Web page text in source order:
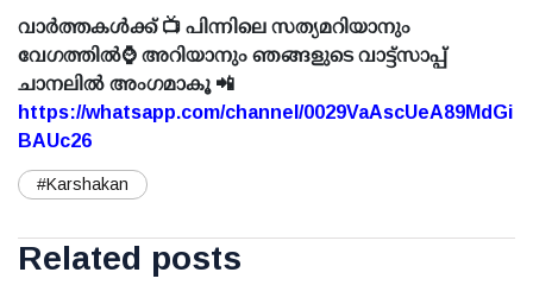
വാർത്തകൾക്ക് 📺 പിന്നിലെ സത്യമറിയാനും
വേഗത്തിൽ⌚ അറിയാനും ഞങ്ങളുടെ വാട്ട്സാപ്പ്
ചാനലിൽ അംഗമാകൂ 📲
https://whatsapp.com/channel/0029VaAscUeA89MdGi
BAUc26
#Karshakan
Related posts